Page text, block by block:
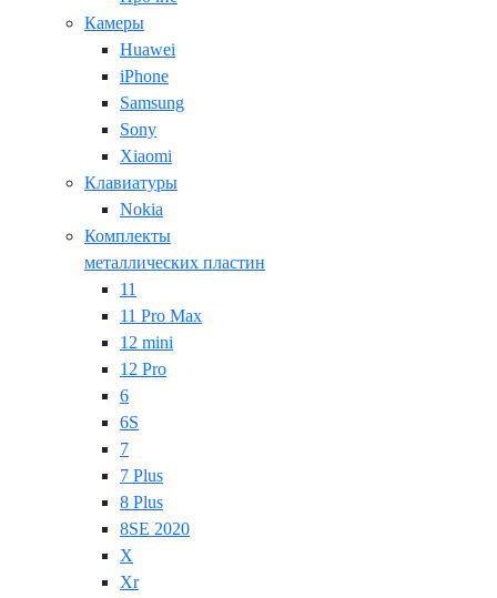
Камеры
Huawei
iPhone
Samsung
Sony
Xiaomi
Клавиатуры
Nokia
Комплекты
металлических пластин
11
11 Pro Max
12 mini
12 Pro
6
6S
7
7 Plus
8 Plus
8SE 2020
X
Xr